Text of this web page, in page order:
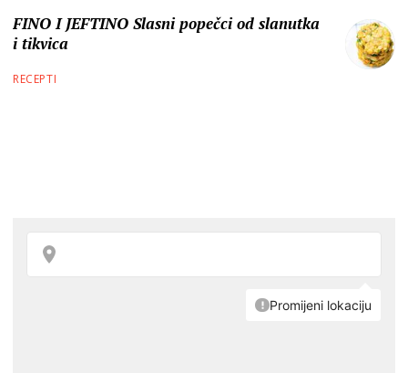
FINO I JEFTINO Slasni popečci od slanutka
i tikvica
RECEPTI